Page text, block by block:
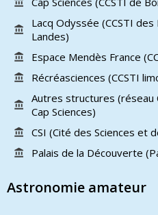
Lacq Odyssée (CCSTI
Landes)
Espace Mendès France
Récréasciences (CCSTI
Autres structures (réseau
Cap Sciences)
CSI (Cité des Sciences et
Palais de la Découverte
Astronomie amateur